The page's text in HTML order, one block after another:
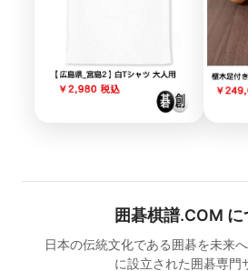
囲碁棋譜.COM に
日本の伝統文化である囲碁を未来
に設立された囲碁専門